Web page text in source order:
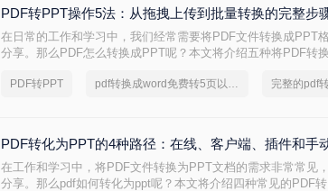
PDF转PPT操作5法：从拖拽上传到批量转换的完整步
在日常的工作和学习中，我们经常需要将PDF文件转换成PPT
分享。那么PDF怎么转换成PPT呢？本文将介绍五种将PDF转
PDF转PPT pdf转换成word免费转5页以上的 完整的pdf
PDF转化为PPT的4种路径：在线、客户端、插件和手
在工作和学习中，将PDF文件转换为PPT文档的需求非常常见
分享。那么pdf如何转化为ppt呢？本文将介绍四种常见的PDF